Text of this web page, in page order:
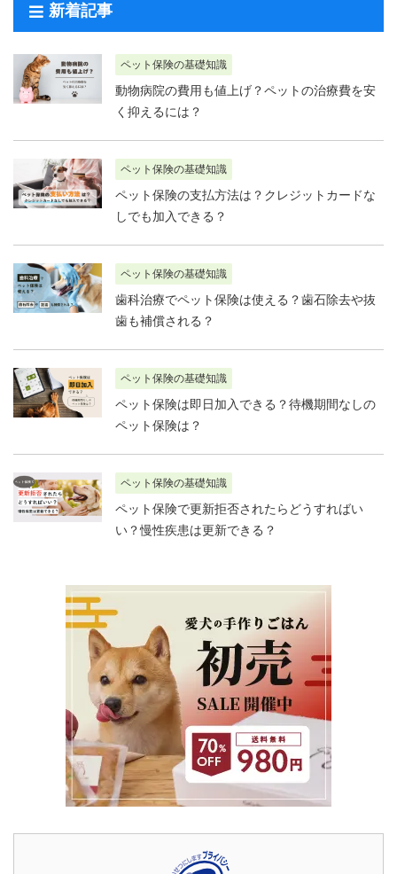
新着記事
ペット保険の基礎知識
動物病院の費用も値上げ？ペットの治療費を安
く抑えるには？
ペット保険の基礎知識
ペット保険の支払方法は？クレジットカードな
しでも加入できる？
ペット保険の基礎知識
歯科治療でペット保険は使える？歯石除去や抜
歯も補償される？
ペット保険の基礎知識
ペット保険は即日加入できる？待機期間なしの
ペット保険は？
ペット保険の基礎知識
ペット保険で更新拒否されたらどうすればい
い？慢性疾患は更新できる？